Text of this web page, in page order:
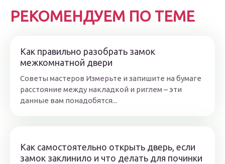
РЕКОМЕНДУЕМ ПО ТЕМЕ
Как правильно разобрать замок
межкомнатной двери
Советы мастеров Измерьте и запишите на бумаге
расстояние между накладкой и риглем – эти
данные вам понадобятся...
Как самостоятельно открыть дверь, если
замок заклинило и что делать для починки